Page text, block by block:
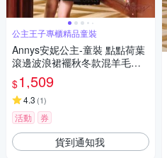
公主王子專櫃精品童裝
Annys安妮公主-童裝 點點荷葉
滾邊波浪裙襬秋冬款混羊毛背
心裙*2620黑色
$1,509
4.3 (1)
活動 券
貨到通知我